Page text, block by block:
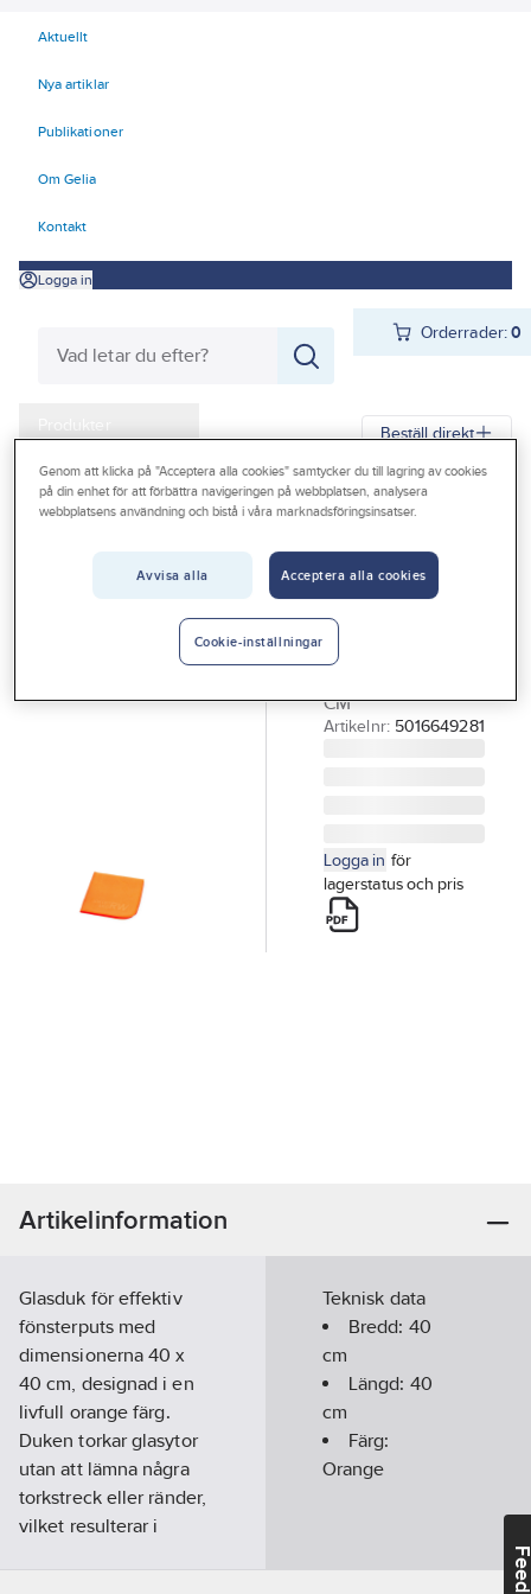
Aktuellt
Nya artiklar
Publikationer
Om Gelia
Kontakt
Logga in
Orderrader:0
Produkter
Kampanjer
Outlet
Beställ direkt
Gelia Produkter
Gelia Förnödenheter & Förbrukning
GÖRDETMEDRW
Glasduk RW
CM
Artikelnr: 5016649281
Logga in för
lagerstatus och pris
Artikelinformation
Glasduk för effektiv
fönsterputs med
dimensionerna 40 x
40 cm, designad i en
livfull orange färg.
Duken torkar glasytor
utan att lämna några
torkstreck eller ränder,
vilket resulterar i
Teknisk data
Bredd: 40
cm
Längd: 40
cm
Färg:
Orange
Genom att klicka på "Acceptera alla cookies" samtycker du till lagring av cookies
på din enhet för att förbättra navigeringen på webbplatsen, analysera
webbplatsens användning och bistå i våra marknadsföringsinsatser.
Avvisa alla Acceptera alla cookies
Cookie-inställningar